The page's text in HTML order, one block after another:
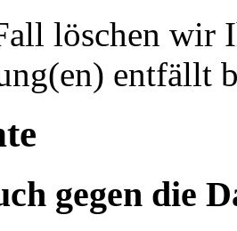
löschen wir
entfällt
gegen die